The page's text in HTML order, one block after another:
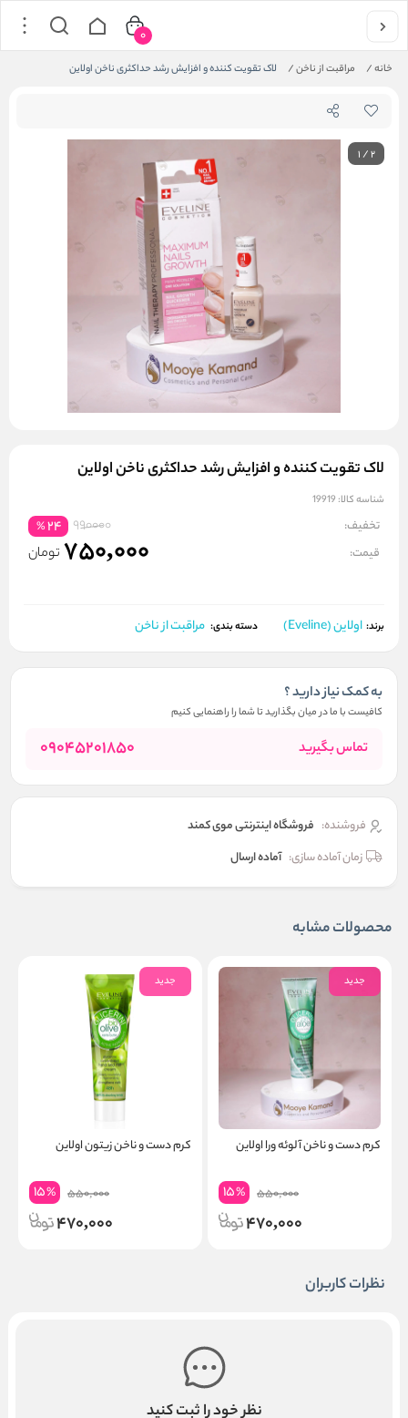
خانه/ مراقبت از ناخن/ لاک تقویت کننده و افزایش رشد حداکثری ناخن اولاین
0
1/2
لاک تقویت کننده و افزایش رشد حداکثری ناخن اولاین
شناسه کالا: 19919
تخفیف: 990000
24
%
قیمت: 750,000 تومان
برند: اولاین (Eveline) دسته بندی: مراقبت از ناخن
به کمک نیاز دارید ؟
کافیست با ما در میان بگذارید تا شما را راهنمایی کنیم
تماس بگیرید 09045201850
فروشنده: فروشگاه اینترنتی موی کمند
زمان آماده سازی: آماده ارسال
محصولات مشابه
جدید
کرم دست و ناخن آلوئه ورا اولاین
550,000
15%
470,000
جدید
کرم دست و ناخن زیتون اولاین
550,000
15%
470,000
نظرات کاربران
نظر خود را ثبت کنید